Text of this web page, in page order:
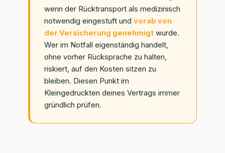
wenn der Rücktransport als medizinisch
notwendig eingestuft und vorab von
der Versicherung genehmigt wurde.
Wer im Notfall eigenständig handelt,
ohne vorher Rücksprache zu halten,
riskiert, auf den Kosten sitzen zu
bleiben. Diesen Punkt im
Kleingedruckten deines Vertrags immer
gründlich prüfen.